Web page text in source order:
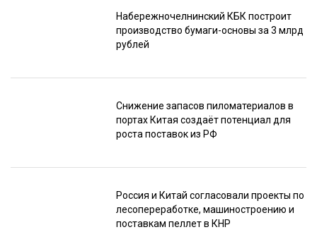
Набережночелнинский КБК построит
производство бумаги-основы за 3 млрд
рублей
Снижение запасов пиломатериалов в
портах Китая создаёт потенциал для
роста поставок из РФ
Россия и Китай согласовали проекты по
лесопереработке, машиностроению и
поставкам пеллет в КНР